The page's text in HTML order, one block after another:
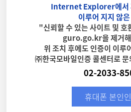
Internet Explorer에서
이루어 지지 않
"신뢰할 수 있는 사이트 및 호
guro.go.kr을 제거
위 조치 후에도 인증이 이루
㈜한국모바일인증 콜센터로
02-2033-
휴대폰 본인